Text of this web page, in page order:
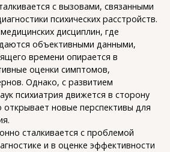
с вызовами, связанными
психических расстройств.
дисциплин, где
объективными данными,
времени опирается в
оценки симптомов,
Однако, с развитием
психиатрия движется в сторону
открывает новые перспективы для
сталкивается с проблемой
и в оценке эффективности